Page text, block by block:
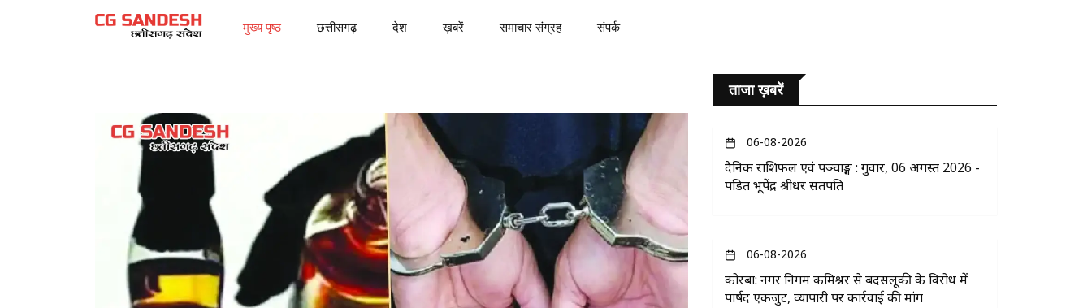
मुख्य पृष्ठ छत्तीसगढ़ देश ख़बरें समाचार संग्रह संपर्क
ताजा ख़बरें
06-08-2026
दैनिक राशिफल एवं पञ्चाङ्ग : गुरुवार, 06 अगस्त 2026 -
पंडित भूपेंद्र श्रीधर सतपति
06-08-2026
कोरबा: नगर निगम कमिश्नर से बदसलूकी के विरोध में
पार्षद एकजुट, व्यापारी पर कार्रवाई की मांग